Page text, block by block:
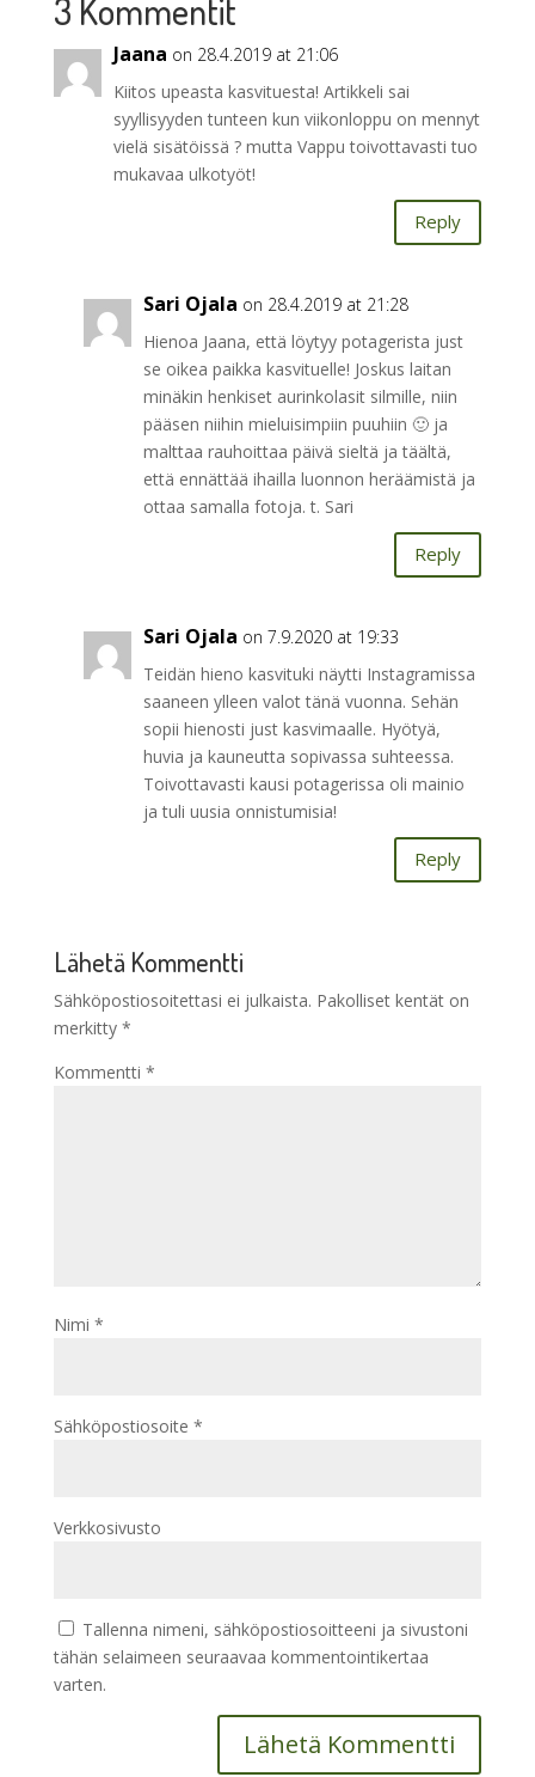
3 Kommentit
Jaana on 28.4.2019 at 21:06
Kiitos upeasta kasvituesta! Artikkeli sai
syyllisyyden tunteen kun viikonloppu on mennyt
vielä sisätöissä ? mutta Vappu toivottavasti tuo
mukavaa ulkotyöt!
Reply
Sari Ojala on 28.4.2019 at 21:28
Hienoa Jaana, että löytyy potagerista just
se oikea paikka kasvituelle! Joskus laitan
minäkin henkiset aurinkolasit silmille, niin
pääsen niihin mieluisimpiin puuhiin 🙂 ja
malttaa rauhoittaa päivä sieltä ja täältä,
että ennättää ihailla luonnon heräämistä ja
ottaa samalla fotoja. t. Sari
Reply
Sari Ojala on 7.9.2020 at 19:33
Teidän hieno kasvituki näytti Instagramissa
saaneen ylleen valot tänä vuonna. Sehän
sopii hienosti just kasvimaalle. Hyötyä,
huvia ja kauneutta sopivassa suhteessa.
Toivottavasti kausi potagerissa oli mainio
ja tuli uusia onnistumisia!
Reply
Lähetä Kommentti
Sähköpostiosoitettasi ei julkaista. Pakolliset kentät on
merkitty *
Kommentti *
Nimi *
Sähköpostiosoite *
Verkkosivusto
Tallenna nimeni, sähköpostiosoitteeni ja sivustoni
tähän selaimeen seuraavaa kommentointikertaa
varten.